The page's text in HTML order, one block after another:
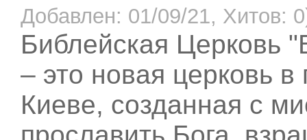
Добавлен: 01/09/21, Хитов:
Библейская Церковь
– это новая церковь в
Киеве, созданная с